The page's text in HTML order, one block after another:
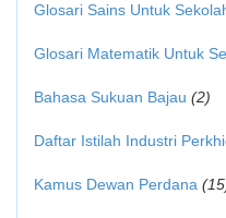
Glosari Sains Untuk
Glosari Matematik Untuk
Bahasa Sukuan Bajau (2)
Daftar Istilah Industri
Kamus Dewan Perdana